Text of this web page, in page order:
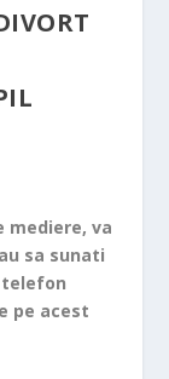
mediere, va
sa sunati
telefon
pe acest